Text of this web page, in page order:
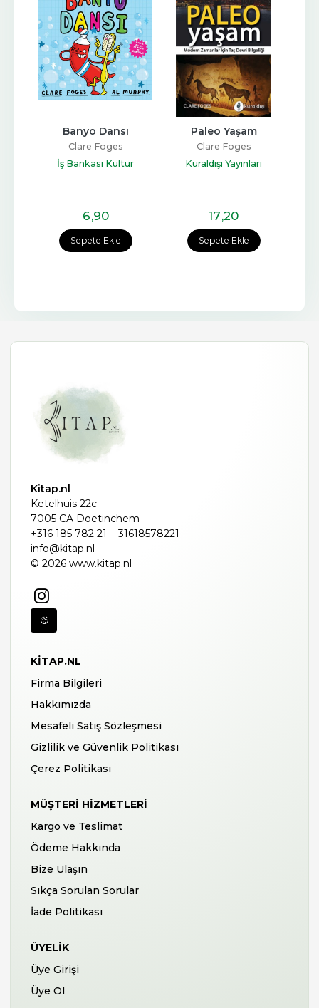
Sepete Ekle
Banyo Dansı
Clare Foges
İş Bankası Kültür
6,90
Sepete Ekle
Paleo Yaşam
Clare Foges
Kuraldışı Yayınları
17,20
Kitap.nl
Ketelhuis 22c
7005 CA Doetinchem
+316 185 782 21
31618578221
info@kitap.nl
© 2026 www.kitap.nl
KITAP.NL
Firma Bilgileri
Hakkımızda
Mesafeli Satış Sözleşmesi
Gizlilik ve Güvenlik Politikası
Çerez Politikası
MÜŞTERI HIZMETLERI
Kargo ve Teslimat
Ödeme Hakkında
Bize Ulaşın
Sıkça Sorulan Sorular
İade Politikası
ÜYELIK
Üye Girişi
Üye Ol